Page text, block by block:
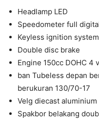
Headlamp LED
Speedometer full
Keyless ignition system
Double disc brake
Engine 150cc DOHC 4
ban Tubeless depan
berukuran 130/70-17
Velg diecast
Spakbor belakang